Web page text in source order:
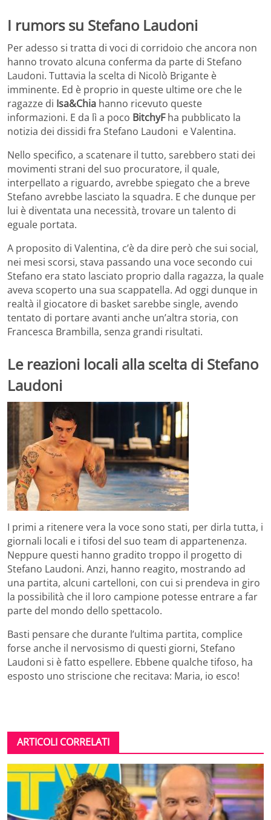
I rumors su Stefano Laudoni
Per adesso si tratta di voci di corridoio che ancora non
hanno trovato alcuna conferma da parte di Stefano
Laudoni. Tuttavia la scelta di Nicolò Brigante è
imminente. Ed è proprio in queste ultime ore che le
ragazze di Isa&Chia hanno ricevuto queste
informazioni. E da lì a poco BitchyFha pubblicato la
notizia dei dissidi fra Stefano Laudoni e Valentina.
Nello specifico, a scatenare il tutto, sarebbero stati dei
movimenti strani del suo procuratore, il quale,
interpellato a riguardo, avrebbe spiegato che a breve
Stefano avrebbe lasciato la squadra. E che dunque per
lui è diventata una necessità, trovare un talento di
eguale portata.
A proposito di Valentina, c’è da dire però che sui social,
nei mesi scorsi, stava passando una voce secondo cui
Stefano era stato lasciato proprio dalla ragazza, la quale
aveva scoperto una sua scappatella. Ad oggi dunque in
realtà il giocatore di basket sarebbe single, avendo
tentato di portare avanti anche un’altra storia, con
Francesca Brambilla, senza grandi risultati.
Le reazioni locali alla scelta di Stefano
Laudoni
I primi a ritenere vera la voce sono stati, per dirla tutta, i
giornali locali e i tifosi del suo team di appartenenza.
Neppure questi hanno gradito troppo il progetto di
Stefano Laudoni. Anzi, hanno reagito, mostrando ad
una partita, alcuni cartelloni, con cui si prendeva in giro
la possibilità che il loro campione potesse entrare a far
parte del mondo dello spettacolo.
Basti pensare che durante l’ultima partita, complice
forse anche il nervosismo di questi giorni, Stefano
Laudoni si è fatto espellere. Ebbene qualche tifoso, ha
esposto uno striscione che recitava: Maria, io esco!
ARTICOLI CORRELATI